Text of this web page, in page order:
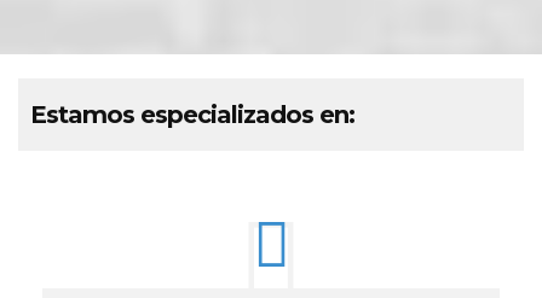
Estamos especializados en: